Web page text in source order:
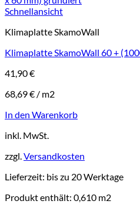
Schnellansicht
Klimaplatte SkamoWall
Klimaplatte SkamoWall 60 +
41,90€
68,69€ / m2
In den Warenkorb
inkl. MwSt.
zzgl.Versandkosten
Lieferzeit: bis zu 20 Werktage
Produkt enthält: 0,610 m2